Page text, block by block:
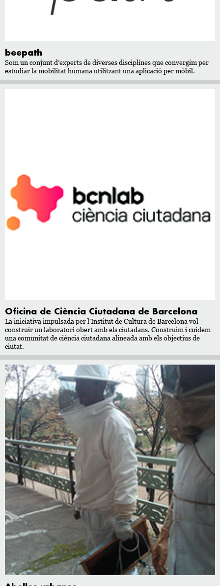
beepath
Som un conjunt d’experts de diverses disciplines que convergim per
estudiar la mobilitat humana utilitzant una aplicació per mòbil.
Oficina de Ciència Ciutadana de Barcelona
La iniciativa impulsada per l'Institut de Cultura de Barcelona vol
construir un laboratori obert amb els ciutadans. Construim i cuidem
una comunitat de ciència ciutadana alineada amb els objectius de
ciutat.